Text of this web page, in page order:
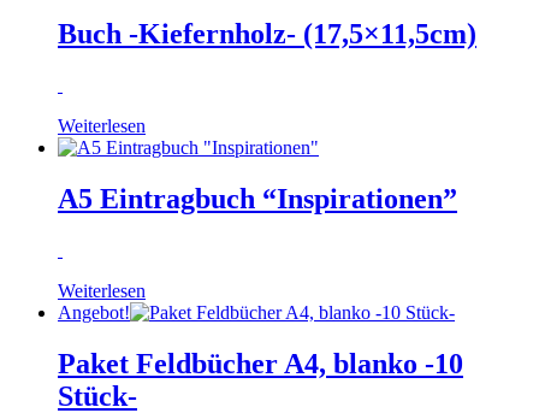
Buch -Kiefernholz- (17,5×11,5cm)
Weiterlesen
A5 Eintragbuch “Inspirationen”
Weiterlesen
Angebot!
Paket Feldbücher A4, blanko -10
Stück-